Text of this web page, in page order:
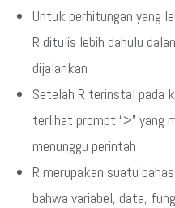
Untuk perhitungan yang
R ditulis lebih dahulu
dijalankan
Setelah R terinstal pada
terlihat prompt “>” yang
menunggu perintah
R merupakan suatu
bahwa variabel, data,